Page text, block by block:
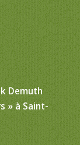
Demuth
» à Saint-